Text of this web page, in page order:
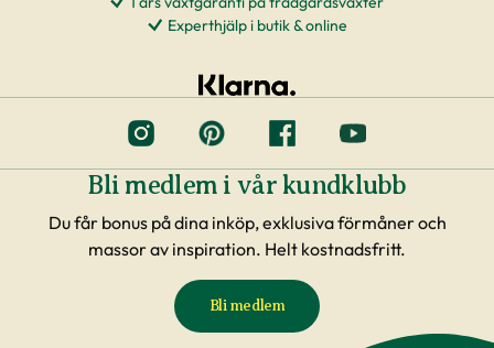
Experthjälp i butik & online
Bli medlem i vår kundklubb
Du får bonus på dina inköp, exklusiva förmåner och
massor av inspiration. Helt kostnadsfritt.
Bli medlem